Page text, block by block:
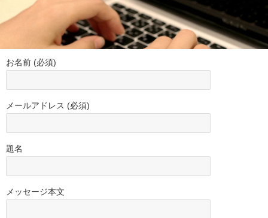
お名前 (必須)
メールアドレス (必須)
題名
メッセージ本文